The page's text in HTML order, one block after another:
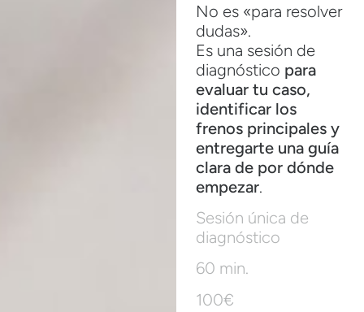
No es «para resolver
dudas».
Es una sesión de
diagnóstico para
evaluar tu caso,
identificar los
frenos principales y
entregarte una guía
clara de por dónde
empezar.
Sesión única de
diagnóstico
60 min.
100€